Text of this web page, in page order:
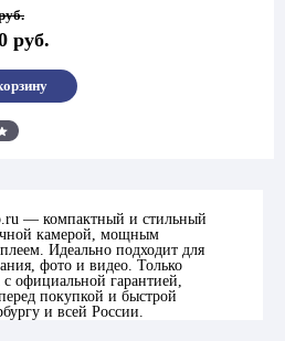
руб.
Сравнить
— компактный и стильный
камерой, мощным
Идеально подходит для
фото и видео. Только
официальной гарантией,
покупкой и быстрой
и всей России.